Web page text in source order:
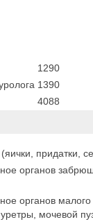
1290
1390
4088
придатки,
органов
органов
мочевой